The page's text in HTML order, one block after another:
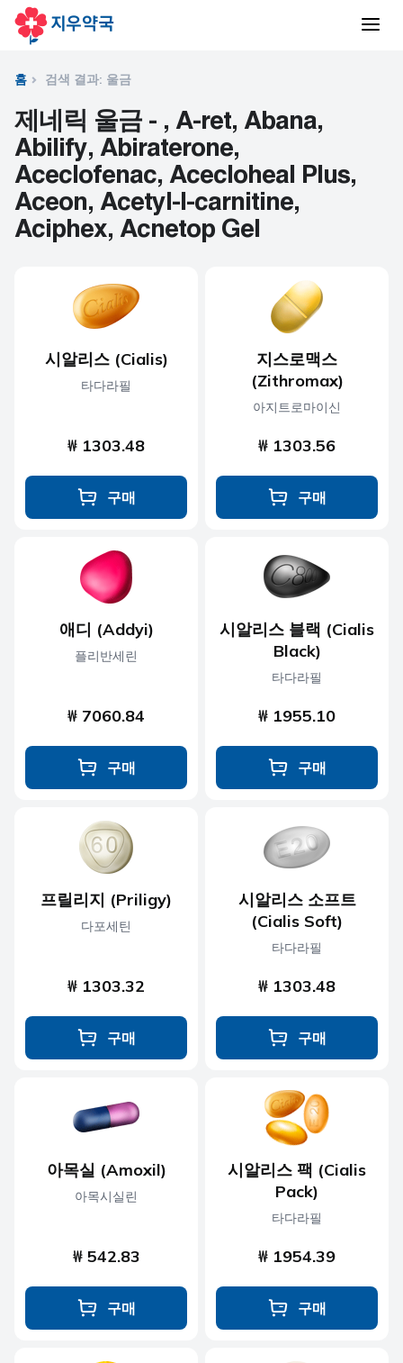
홈 검색 결과: 울금
제네릭 울금 - , A-ret, Abana,
Abilify, Abiraterone,
Aceclofenac, Acecloheal Plus,
Aceon, Acetyl-l-carnitine,
Aciphex, Acnetop Gel
시알리스 (Cialis)
타다라필
₩ 1303.48
구매
지스로맥스
(Zithromax)
아지트로마이신
₩ 1303.56
구매
애디 (Addyi)
플리반세린
₩ 7060.84
구매
시알리스 블랙 (Cialis
Black)
타다라필
₩ 1955.10
구매
프릴리지 (Priligy)
다포세틴
₩ 1303.32
구매
시알리스 소프트
(Cialis Soft)
타다라필
₩ 1303.48
구매
아목실 (Amoxil)
아목시실린
₩ 542.83
구매
시알리스 팩 (Cialis
Pack)
타다라필
₩ 1954.39
구매